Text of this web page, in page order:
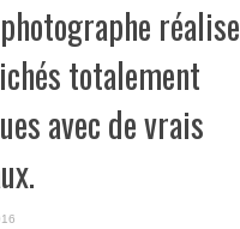
réalise
totalement
avec de vrais